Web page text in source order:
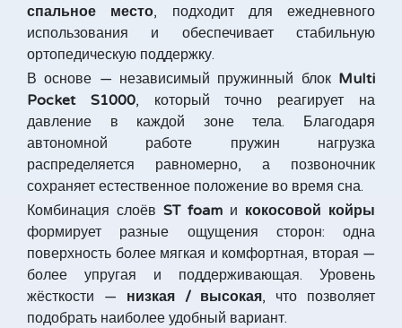
спальное место, подходит для ежедневного
использования и обеспечивает стабильную
ортопедическую поддержку.
В основе — независимый пружинный блок Multi
Pocket S1000, который точно реагирует на
давление в каждой зоне тела. Благодаря
автономной работе пружин нагрузка
распределяется равномерно, а позвоночник
сохраняет естественное положение во время сна.
Комбинация слоёв ST foam и кокосовой койры
формирует разные ощущения сторон: одна
поверхность более мягкая и комфортная, вторая —
более упругая и поддерживающая. Уровень
жёсткости — низкая / высокая, что позволяет
подобрать наиболее удобный вариант.